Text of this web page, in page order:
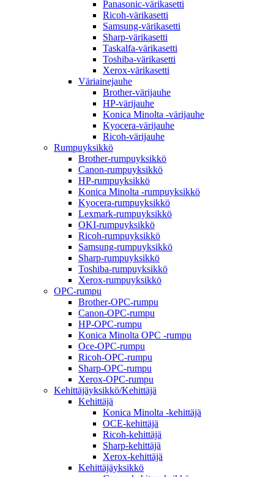
Panasonic-värikasetti
Ricoh-värikasetti
Samsung-värikasetti
Sharp-värikasetti
Taskalfa-värikasetti
Toshiba-värikasetti
Xerox-värikasetti
Väriainejauhe
Brother-värijauhe
HP-värijauhe
Konica Minolta -värijauhe
Kyocera-värijauhe
Ricoh-värijauhe
Rumpuyksikkö
Brother-rumpuyksikkö
Canon-rumpuyksikkö
HP-rumpuyksikkö
Konica Minolta -rumpuyksikkö
Kyocera-rumpuyksikkö
Lexmark-rumpuyksikkö
OKI-rumpuyksikkö
Ricoh-rumpuyksikkö
Samsung-rumpuyksikkö
Sharp-rumpuyksikkö
Toshiba-rumpuyksikkö
Xerox-rumpuyksikkö
OPC-rumpu
Brother-OPC-rumpu
Canon-OPC-rumpu
HP-OPC-rumpu
Konica Minolta OPC -rumpu
Oce-OPC-rumpu
Ricoh-OPC-rumpu
Sharp-OPC-rumpu
Xerox-OPC-rumpu
Kehittäjäyksikkö/Kehittäjä
Kehittäjä
Konica Minolta -kehittäjä
OCE-kehittäjä
Ricoh-kehittäjä
Sharp-kehittäjä
Xerox-kehittäjä
Kehittäjäyksikkö